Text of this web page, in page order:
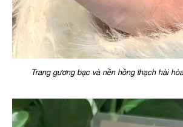
Trang gương bạc và nền hồng thạch hài